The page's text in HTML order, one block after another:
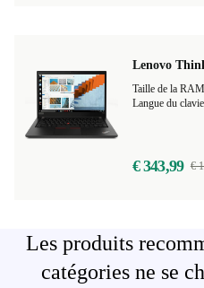
Lenovo
Taille de la
Langue du
€ 343,99 €
Les produits
catégories ne se